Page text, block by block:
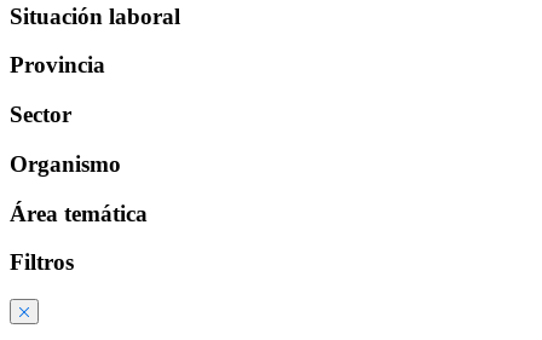
Situación laboral
Provincia
Sector
Organismo
Área temática
Filtros